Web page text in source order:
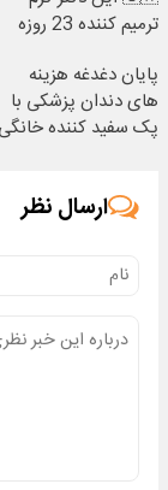
ترمیم کننده 23 روزه
پایان دغدغه هزینه
های دندان پزشکی با
پک سفید کننده خانگی
ارسال نظر